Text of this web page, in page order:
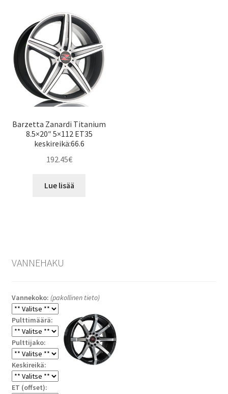
Barzetta Zanardi Titanium
8.5×20″ 5×112 ET35
keskireikä:66.6
192.45€
Lue lisää
VANNEHAKU
Vannekoko: (pakollinen tieto)
Pulttimäärä:
Pulttijako:
Keskireikä:
ET (offset):